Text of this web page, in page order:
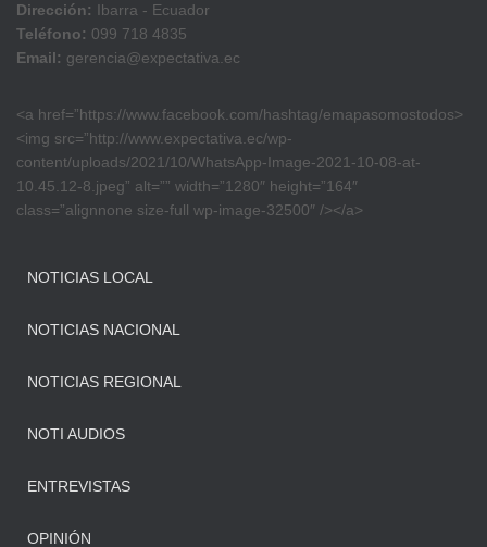
Dirección: Ibarra - Ecuador
Teléfono: 099 718 4835
Email: gerencia@expectativa.ec
<a href=”https://www.facebook.com/hashtag/emapasomostodos>
<img src=”http://www.expectativa.ec/wp-
content/uploads/2021/10/WhatsApp-Image-2021-10-08-at-
10.45.12-8.jpeg” alt=”” width=”1280″ height=”164″
class=”alignnone size-full wp-image-32500″ /></a>
NOTICIAS LOCAL
NOTICIAS NACIONAL
NOTICIAS REGIONAL
NOTI AUDIOS
ENTREVISTAS
OPINIÓN